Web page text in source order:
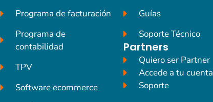
Programa de facturación
Programa de
contabilidad
TPV
Software ecommerce
Guías
Soporte Técnico
Partners
Quiero ser Partner
Accede a tu cuenta
Soporte